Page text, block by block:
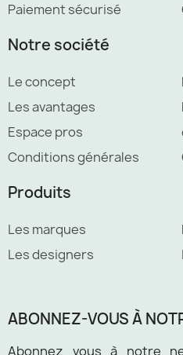
Paiement sécurisé
Notre société
Le concept
Les avantages
Espace pros
Conditions générales
Produits
Les marques
Les designers
ABONNEZ-VOUS À
Abonnez vous à notre